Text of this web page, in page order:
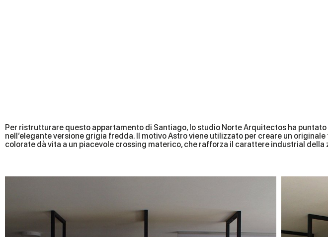
Per ristrutturare questo appartamento di Santiago, lo studio Norte Arquitectos ha
nell’elegante versione grigia fredda. Il motivo Astro viene utilizzato per creare un
colorate dà vita a un piacevole crossing materico, che rafforza il carattere industrial della